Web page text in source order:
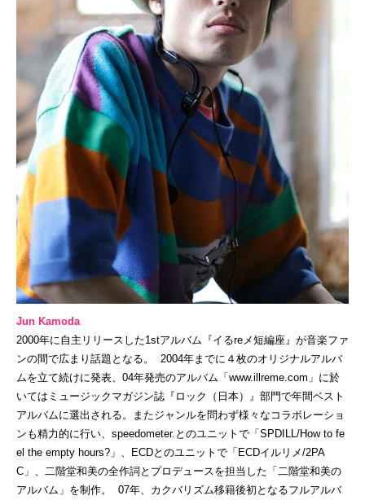
Jun Kamoda
2000年に自主リリースした1stアルバム『イるreメ短編座』が音楽ファ
ンの間で広まり話題となる。 2004年までに４枚のオリジナルアルバ
ムを立て続けに発表、04年発売のアルバム「www.illreme.com」に於
いてはミュージックマガジン誌『ロック（日本）』部門で年間ベスト
アルバムに選出される。またジャンルを問わず様々なコラボレーショ
ンも精力的に行い、speedometer.とのユニットで「SPDILL/How to fe
el the empty hours?」、ECDとのユニットで「ECDイルリメ/2PA
C」、二階堂和美の全作詞とプロデュースを担当した「二階堂和美の
アルバム」を制作。 07年、カクバリズム移籍後初となるフルアルバ